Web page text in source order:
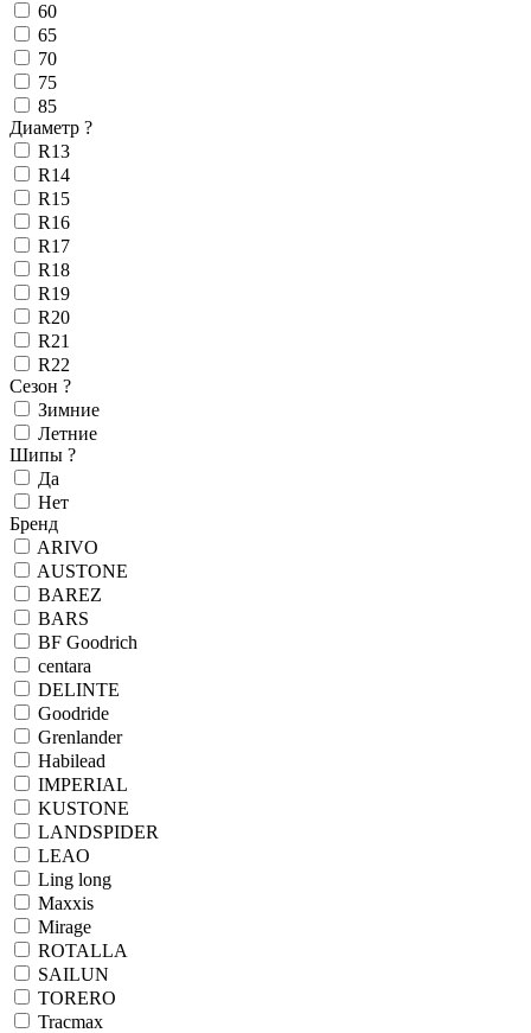
60
65
70
75
85
Диаметр ?
R13
R14
R15
R16
R17
R18
R19
R20
R21
R22
Сезон ?
Зимние
Летние
Шипы ?
Да
Нет
Бренд
ARIVO
AUSTONE
BAREZ
BARS
BF Goodrich
centara
DELINTE
Goodride
Grenlander
Habilead
IMPERIAL
KUSTONE
LANDSPIDER
LEAO
Ling long
Maxxis
Mirage
ROTALLA
SAILUN
TORERO
Tracmax